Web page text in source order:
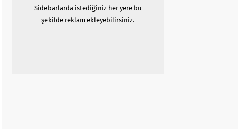
Sidebarlarda istediğiniz her yere bu
şekilde reklam ekleyebilirsiniz.